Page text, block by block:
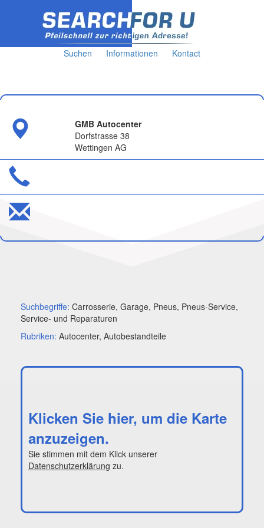
Suchen Informationen Kontact
GMB Autocenter
Dorfstrasse 38
Wettingen AG
Suchbegriffe: Carrosserie, Garage, Pneus, Pneus-Service,
Service- und Reparaturen
Rubriken: Autocenter, Autobestandteile
Klicken Sie hier, um die Karte
anzuzeigen.
Sie stimmen mit dem Klick unserer
Datenschutzerklärung zu.